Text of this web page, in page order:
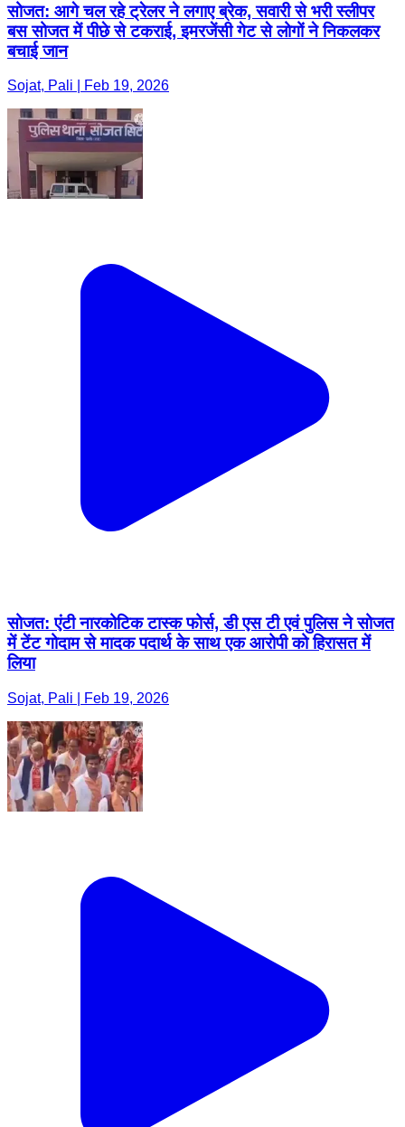
सोजत: आगे चल रहे ट्रेलर ने लगाए ब्रेक, सवारी से भरी स्लीपर
बस सोजत में पीछे से टकराई, इमरजेंसी गेट से लोगों ने निकलकर
बचाई जान
Sojat, Pali | Feb 19, 2026
सोजत: एंटी नारकोटिक टास्क फोर्स, डी एस टी एवं पुलिस ने सोजत
में टेंट गोदाम से मादक पदार्थ के साथ एक आरोपी को हिरासत में
लिया
Sojat, Pali | Feb 19, 2026